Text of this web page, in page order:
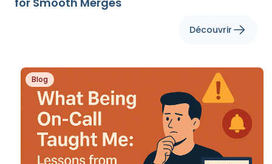
Découvrir
Blog